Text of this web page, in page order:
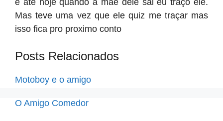
e ate hoje quando a mae dele sai eu traço ele.
Mas teve uma vez que ele quiz me traçar mas
isso fica pro proximo conto
Posts Relacionados
Motoboy e o amigo
O Amigo Comedor